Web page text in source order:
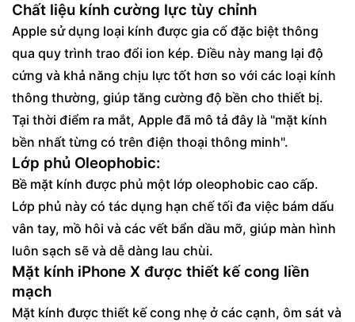
Chất liệu kính cường lực tùy chỉnh
Apple sử dụng loại kính được gia cố đặc biệt thông
qua quy trình trao đổi ion kép. Điều này mang lại độ
cứng và khả năng chịu lực tốt hơn so với các loại kính
thông thường, giúp tăng cường độ bền cho thiết bị.
Tại thời điểm ra mắt, Apple đã mô tả đây là "mặt kính
bền nhất từng có trên điện thoại thông minh".
Lớp phủ Oleophobic:
Bề mặt kính được phủ một lớp oleophobic cao cấp.
Lớp phủ này có tác dụng hạn chế tối đa việc bám dấu
vân tay, mồ hôi và các vết bẩn dầu mỡ, giúp màn hình
luôn sạch sẽ và dễ dàng lau chùi.
Mặt kính iPhone X được thiết kế cong liền
mạch
Mặt kính được thiết kế cong nhẹ ở các cạnh, ôm sát và